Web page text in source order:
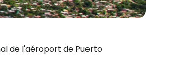
de l'aéroport de Puerto